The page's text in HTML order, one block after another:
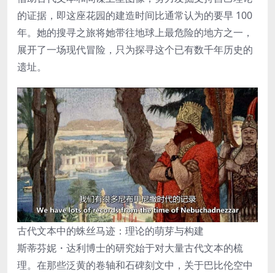
的证据，即这座花园的建造时间比通常认为的要早 100
年。她的搜寻之旅将她带往地球上最危险的地方之一，
展开了一场现代冒险，只为探寻这个已有数千年历史的
遗址。
古代文本中的蛛丝马迹：理论的萌芽与构建
斯蒂芬妮・达利博士的研究始于对大量古代文本的梳
理。在那些泛黄的卷轴和石碑刻文中，关于巴比伦空中